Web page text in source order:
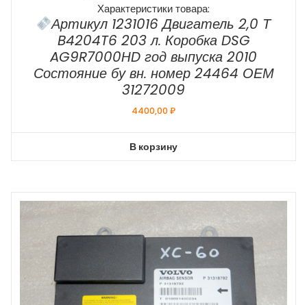
Характеристики товара:
Артикул 1231016 Двигатель 2,0 Т
B4204T6 203 л. Коробка DSG
AG9R7000HD год выпуска 2010
Состояние бу вн. номер 24464 ОЕМ
31272009
4400,00₽
В корзину